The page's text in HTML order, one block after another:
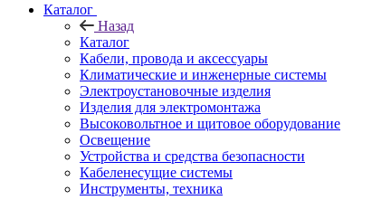
Каталог
Назад
Каталог
Кабели, провода и аксессуары
Климатические и инженерные системы
Электроустановочные изделия
Изделия для электромонтажа
Высоковольтное и щитовое оборудование
Освещение
Устройства и средства безопасности
Кабеленесущие системы
Инструменты, техника